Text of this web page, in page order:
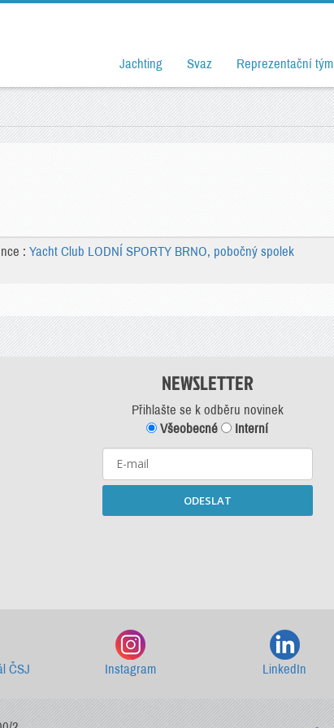
Jachting Svaz Reprezentační tým
: Yacht Club LODNÍ SPORTY BRNO, pobočný spolek
NEWSLETTER
Přihlašte se k odběru novinek
Všeobecné
Interní
ODESLAT
ČSJ Instagram LinkedIn